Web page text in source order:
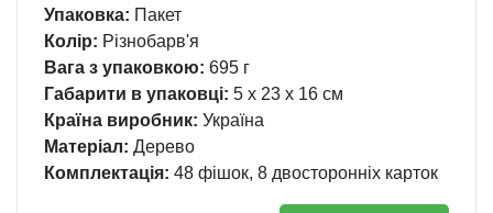
Упаковка: Пакет
Колір: Різнобарв'я
Вага з упаковкою: 695 г
Габарити в упаковці: 5 x 23 x 16 см
Країна виробник: Україна
Матеріал: Дерево
Комплектація: 48 фішок, 8 двосторонніх карток